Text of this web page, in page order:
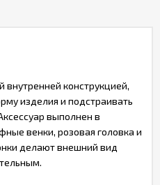
внутренней конструкцией,
изделия и подстраивать
выполнен в
венки, розовая головка и
делают внешний вид